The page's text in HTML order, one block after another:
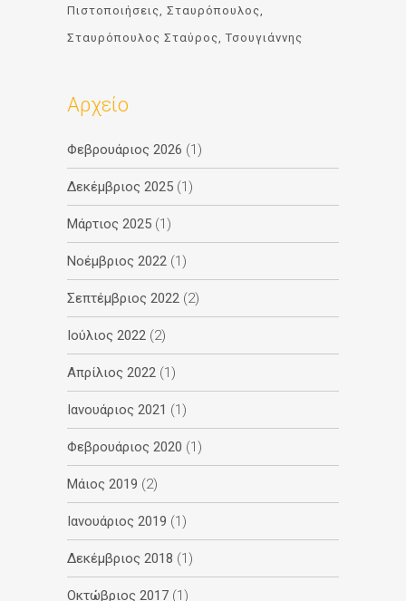
Πιστοποιήσεις
Σταυρόπουλος
Σταυρόπουλος Σταύρος
Τσουγιάννης
Αρχείο
Φεβρουάριος 2026 (1)
Δεκέμβριος 2025 (1)
Μάρτιος 2025 (1)
Νοέμβριος 2022 (1)
Σεπτέμβριος 2022 (2)
Ιούλιος 2022 (2)
Απρίλιος 2022 (1)
Ιανουάριος 2021 (1)
Φεβρουάριος 2020 (1)
Μάιος 2019 (2)
Ιανουάριος 2019 (1)
Δεκέμβριος 2018 (1)
Οκτώβριος 2017 (1)